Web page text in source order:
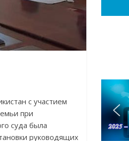
с участием
при
суда была
руководящих